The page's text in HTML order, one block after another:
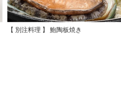
【 別注料理 】 鮑陶板焼き